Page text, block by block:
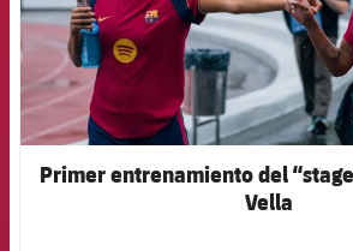
Primer entrenamiento del
Vella